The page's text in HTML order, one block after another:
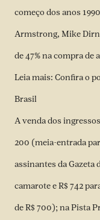
começo dos anos
Armstrong, Mike
de 47% na compra de
Leia mais: Confira o
Brasil
A venda dos
200 (meia-entrada
assinantes da Gazeta
camarote e R$ 742
de R$ 700); na Pista